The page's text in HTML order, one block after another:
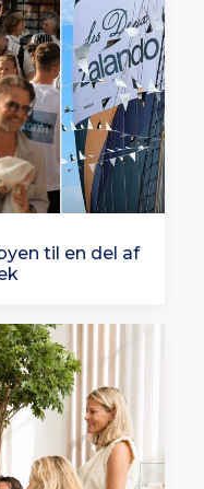
til en del af